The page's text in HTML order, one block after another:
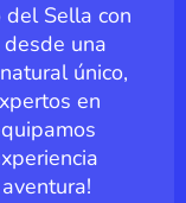
Sella con
una
único,
en